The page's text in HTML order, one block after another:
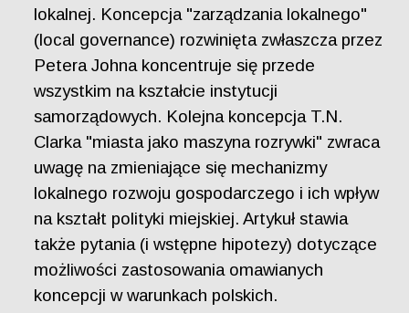
lokalnej. Koncepcja "zarządzania lokalnego"
(local governance) rozwinięta zwłaszcza przez
Petera Johna koncentruje się przede
wszystkim na kształcie instytucji
samorządowych. Kolejna koncepcja T.N.
Clarka "miasta jako maszyna rozrywki" zwraca
uwagę na zmieniające się mechanizmy
lokalnego rozwoju gospodarczego i ich wpływ
na kształt polityki miejskiej. Artykuł stawia
także pytania (i wstępne hipotezy) dotyczące
możliwości zastosowania omawianych
koncepcji w warunkach polskich.